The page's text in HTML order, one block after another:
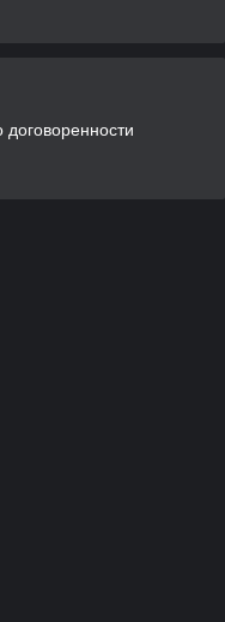
договоренности